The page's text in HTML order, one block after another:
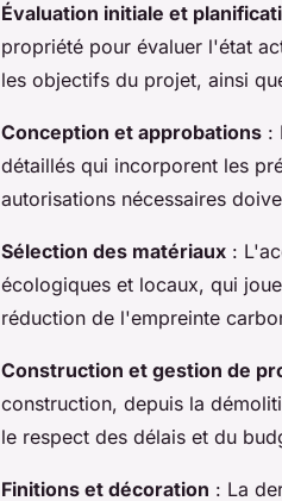
Évaluation initiale et
propriété pour évaluer l'état
les objectifs du projet, ainsi
Conception et approbations :
détaillés qui incorporent les
autorisations nécessaires
Sélection des matériaux :
écologiques et locaux, qui
réduction de l'empreinte
Construction et gestion de
construction, depuis la
le respect des délais et du
Finitions et décoration : La